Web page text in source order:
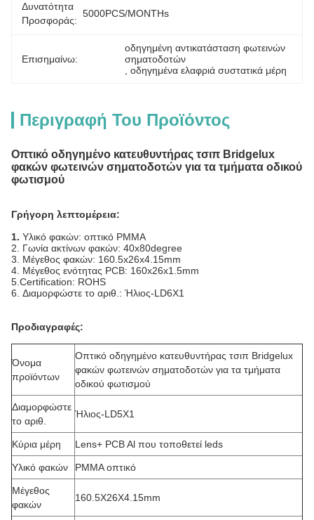
Δυνατότητα
Προσφοράς:
5000PCS/MONTHs
Επισημαίνω:
οδηγημένη αντικατάσταση φωτεινών
σηματοδοτών
, οδηγημένα ελαφριά συστατικά μέρη
Περιγραφή Του Προϊόντος
Οπτικό οδηγημένο κατευθυντήρας τσιπ Bridgelux
φακών φωτεινών σηματοδοτών για τα τμήματα οδικού
φωτισμού
Γρήγορη λεπτομέρεια:
1. Υλικό φακών: οπτικό PMMA
2. Γωνία ακτίνων φακών: 40x80degree
3. Μέγεθος φακών: 160.5x26x4.15mm
4. Μέγεθος ενότητας PCB: 160x26x1.5mm
5.Certification: ROHS
6. Διαμορφώστε το αριθ.: Ήλιος-LD6X1
Προδιαγραφές:
Όνομα
προϊόντων
Οπτικό οδηγημένο κατευθυντήρας τσιπ Bridgelux
φακών φωτεινών σηματοδοτών για τα τμήματα
οδικού φωτισμού
Διαμορφώστε
το αριθ.
Ήλιος-LD5X1
Κύρια μέρη Lens+ PCB Al που τοποθετεί leds
Υλικό φακών PMMA οπτικό
Μέγεθος
φακών
160.5X26X4.15mm